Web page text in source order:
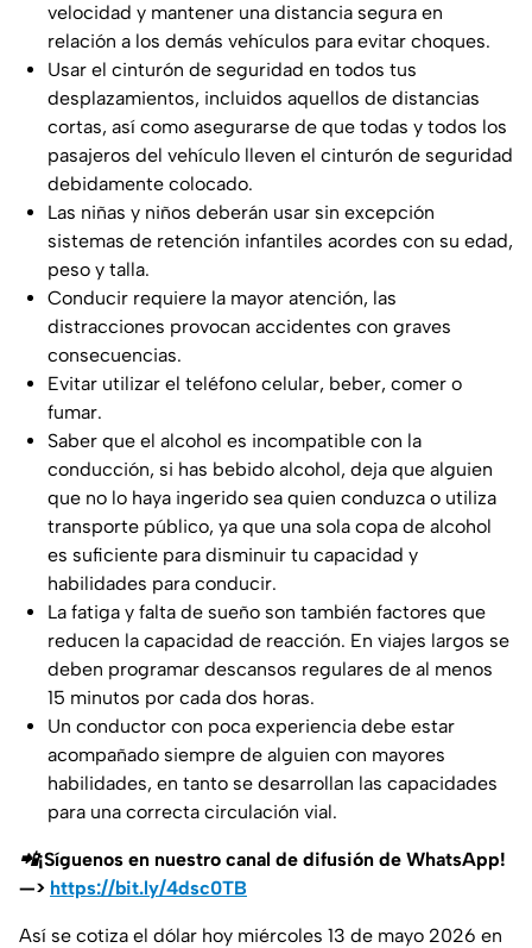
velocidad y mantener una distancia segura en
relación a los demás vehículos para evitar choques.
Usar el cinturón de seguridad en todos tus
desplazamientos, incluidos aquellos de distancias
cortas, así como asegurarse de que todas y todos los
pasajeros del vehículo lleven el cinturón de seguridad
debidamente colocado.
Las niñas y niños deberán usar sin excepción
sistemas de retención infantiles acordes con su edad,
peso y talla.
Conducir requiere la mayor atención, las
distracciones provocan accidentes con graves
consecuencias.
Evitar utilizar el teléfono celular, beber, comer o
fumar.
Saber que el alcohol es incompatible con la
conducción, si has bebido alcohol, deja que alguien
que no lo haya ingerido sea quien conduzca o utiliza
transporte público, ya que una sola copa de alcohol
es suficiente para disminuir tu capacidad y
habilidades para conducir.
La fatiga y falta de sueño son también factores que
reducen la capacidad de reacción. En viajes largos se
deben programar descansos regulares de al menos
15 minutos por cada dos horas.
Un conductor con poca experiencia debe estar
acompañado siempre de alguien con mayores
habilidades, en tanto se desarrollan las capacidades
para una correcta circulación vial.
📲¡Síguenos en nuestro canal de difusión de WhatsApp!
—> https://bit.ly/4dsc0TB
Así se cotiza el dólar hoy miércoles 13 de mayo 2026 en